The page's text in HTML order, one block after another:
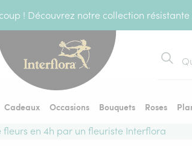
! Découvrez notre collection
Cadeaux Occasions Bouquets Roses
fleurs en 4h par un fleuriste Interflora